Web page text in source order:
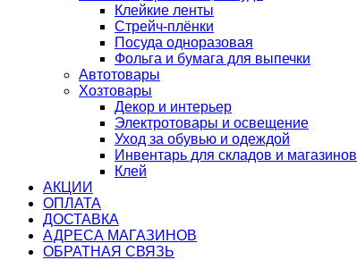
Клейкие ленты
Стрейч-плёнки
Посуда одноразовая
Фольга и бумага для выпечки
Автотовары
Хозтовары
Декор и интерьер
Электротовары и освещение
Уход за обувью и одеждой
Инвентарь для складов и магазинов
Клей
АКЦИИ
ОПЛАТА
ДОСТАВКА
АДРЕСА МАГАЗИНОВ
ОБРАТНАЯ СВЯЗЬ